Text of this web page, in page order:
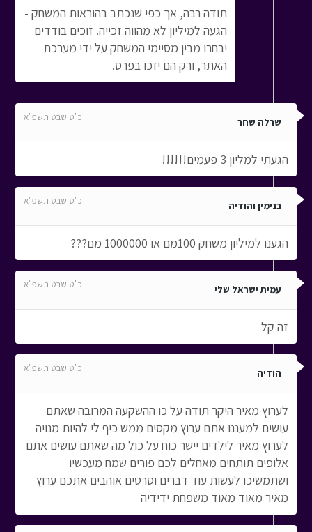
תודה רבה, אך כפי שנכתב בהוראות המשחק -
הגעה למיליון לא מהווה זכייה. זוכים בודדים
יבחרו מבין מסיימי המשחק על ידי מערכת
האתר, ורק הם יזכו בפרס.
שרלה שחר כ"ט שבט תשפ"א
הגעתי למליון 3 פעמים!!!!!!
בנימין והודיה כ"ט שבט תשפ"א
הגענו למיליון משחק 100מם או 1000000 מם???
עמית ישראל שלי כ"ט שבט תשפ"א
זה קל
הודיה כ"ט שבט תשפ"א
לערוץ מאיר היקר תודה על כו ההשקעה המרובה שאתם
עושים למעננו אתם ערוץ מקסים ממש כיף לי להיות מנויה
לערוץ מאיר לילדים יישר כוח על כול מה שאתם עושים אתם
אלופים תותחים מאחלים לכם פורים שמח מעכשיו
ושתמשיכו לעשות עוד דברים וסרטים אוהבים אתכם ערוץ
מאיר מאוד מאוד משפחת ידידיה